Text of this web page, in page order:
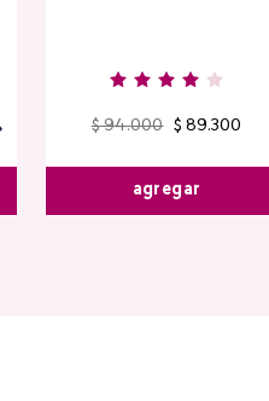
$ 94.000 $ 89.300
agregar